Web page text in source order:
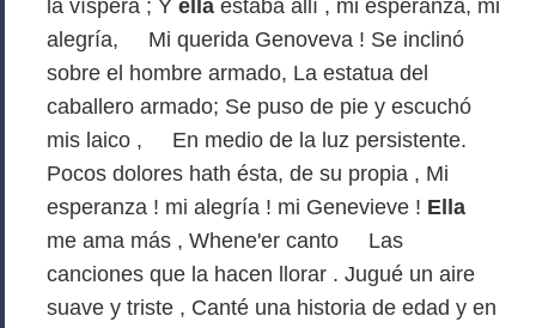
la víspera ; Y ella estaba allí , mi esperanza, mi
alegría, Mi querida Genoveva ! Se inclinó
sobre el hombre armado, La estatua del
caballero armado; Se puso de pie y escuchó
mis laico , En medio de la luz persistente.
Pocos dolores hath ésta, de su propia , Mi
esperanza ! mi alegría ! mi Genevieve ! Ella
me ama más , Whene'er canto Las
canciones que la hacen llorar . Jugué un aire
suave y triste , Canté una historia de edad y en